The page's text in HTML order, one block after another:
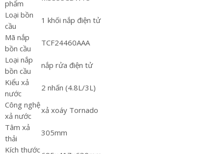
phẩm
Loại bồn
cầu
1 khối nắp điện tử
Mã nắp
bồn cầu
TCF24460AAA
Loại nắp
bồn cầu
nắp rửa điện tử
Kiểu xả
nước
2 nhấn (4.8L/3L)
Công nghệ
xả nước
xả xoáy Tornado
Tâm xả
thải
305mm
Kích thước